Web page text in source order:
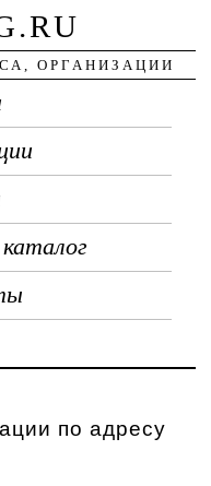
ОРГАНИЗАЦИИ
по адресу